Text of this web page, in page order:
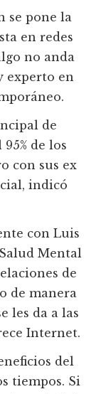
se pone la
en redes
no anda
experto en
de
de los
con sus ex
indicó
con Luis
Mental
de
de manera
les da a las
Internet.
del
tiempos. Si